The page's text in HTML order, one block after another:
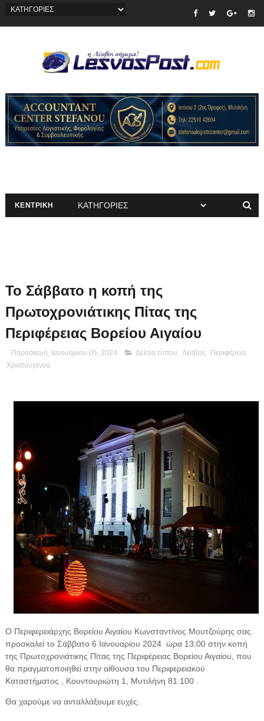
ΚΕΝΤΡΙΚΗ
Το Σάββατο η κοπή της
Πρωτοχρονιάτικης Πίτας της
Περιφέρειας Βορείου Αιγαίου
Παρασκευή, Ιανουαρίου 05, 2024 Δελτία τύπου Λεσβος Περιφέρεια,
Χριστούγεννα
Ο Περιφερειάρχης Βορείου Αιγαίου Κωνσταντίνος Μουτζούρης σας
προσκαλεί το Σάββατο 6 Ιανουαρίου 2024 ώρα 13:00 στην κοπή
της Πρωτοχρονιάτικης Πίτας της Περιφέρειας Βορείου Αιγαίου, που
θα πραγματοποιηθεί στην αίθουσα του Περιφερειακού
Καταστήματος , Κουντουριώτη 1, Μυτιλήνη 81 100 .
Θα χαρούμε να ανταλλάξουμε ευχές.